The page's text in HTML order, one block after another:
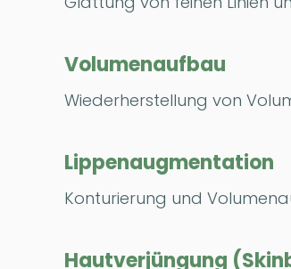
Volumenaufbau
Wiederherstellung von
Lippenaugmentation
Konturierung und
Hautverjüngung